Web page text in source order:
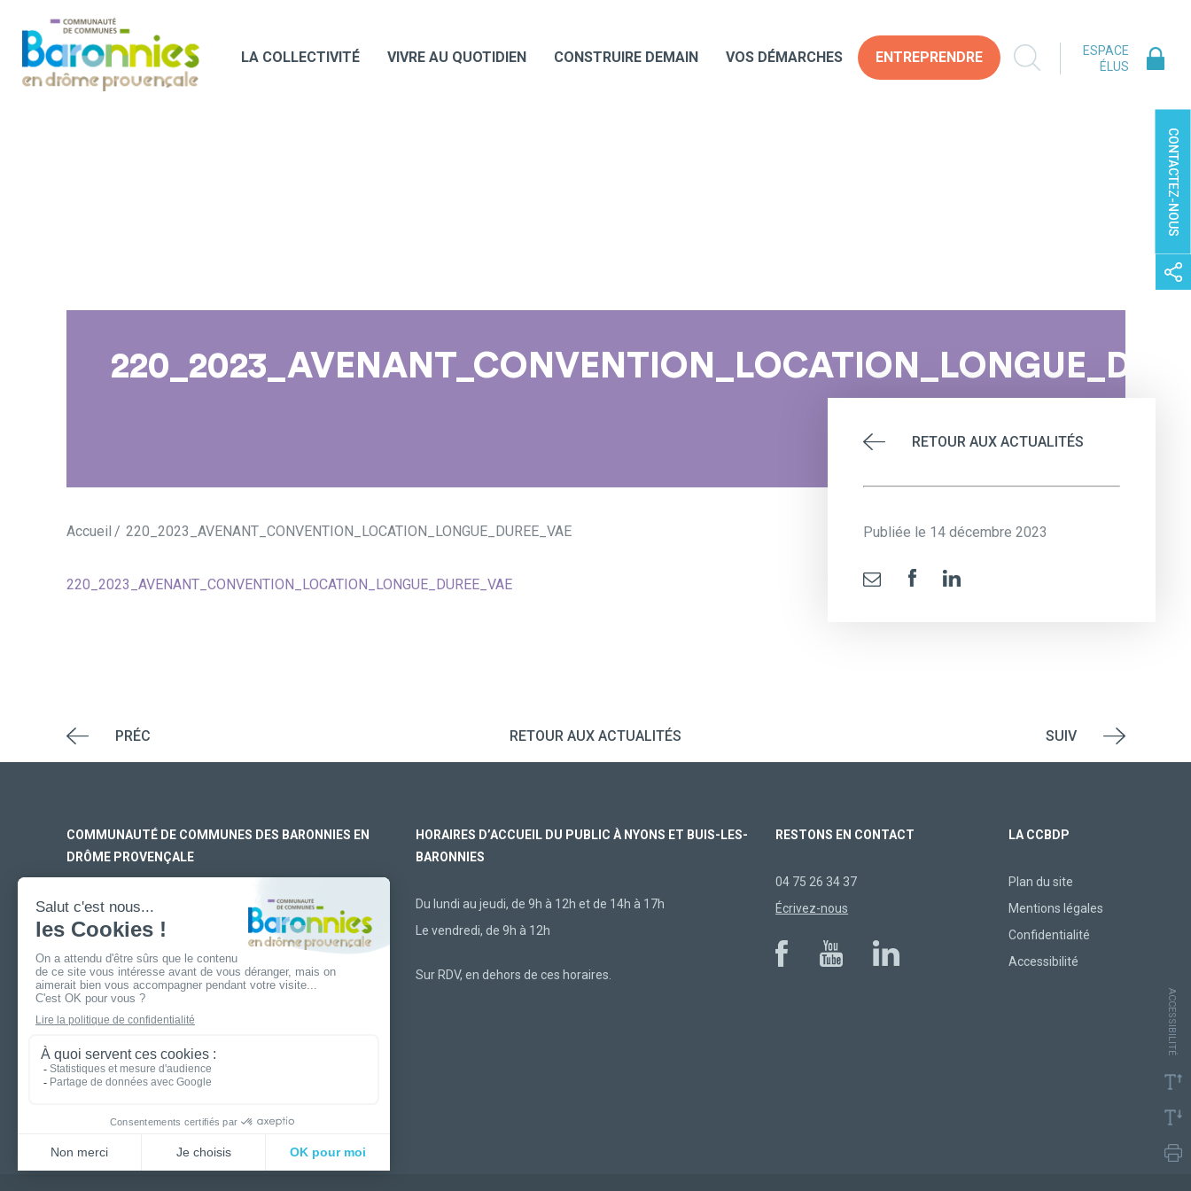
LA COLLECTIVITÉ VIVRE AU QUOTIDIEN CONSTRUIRE DEMAIN VOS DÉMARCHES ENTREPRENDRE
ESPACE
ÉLUS
CONTACTEZ-NOUS
Accueil 220_2023_AVENANT_CONVENTION_LOCATION_LONGUE_DUREE_VAE
RETOUR AUX ACTUALITÉS
Publiée le 14 décembre 2023
220_2023_AVENANT_CONVENTION_LOCATION_LONGUE_DUREE_VAE
PRÉC RETOUR AUX ACTUALITÉS SUIV
COMMUNAUTÉ DE COMMUNES DES BARONNIES EN
DRÔME PROVENÇALE
SIÈGE SOCIAL
170 rue Ferdinand Fert
Les Laurons – CS 30005
26110 Nyons
ANTENNE DE BUIS-LES-BARONNIES
19 boulevard Aristide Briand
26170 Buis-Les-Baronnies
HORAIRES D’ACCUEIL DU PUBLIC À NYONS ET BUIS-LES-
BARONNIES
Du lundi au jeudi, de 9h à 12h et de 14h à 17h
Le vendredi, de 9h à 12h
Sur RDV, en dehors de ces horaires.
RESTONS EN CONTACT
04 75 26 34 37
Écrivez-nous
LA CCBDP
Plan du site
Mentions légales
Confidentialité
Accessibilité
ACCESSIBILITÉ